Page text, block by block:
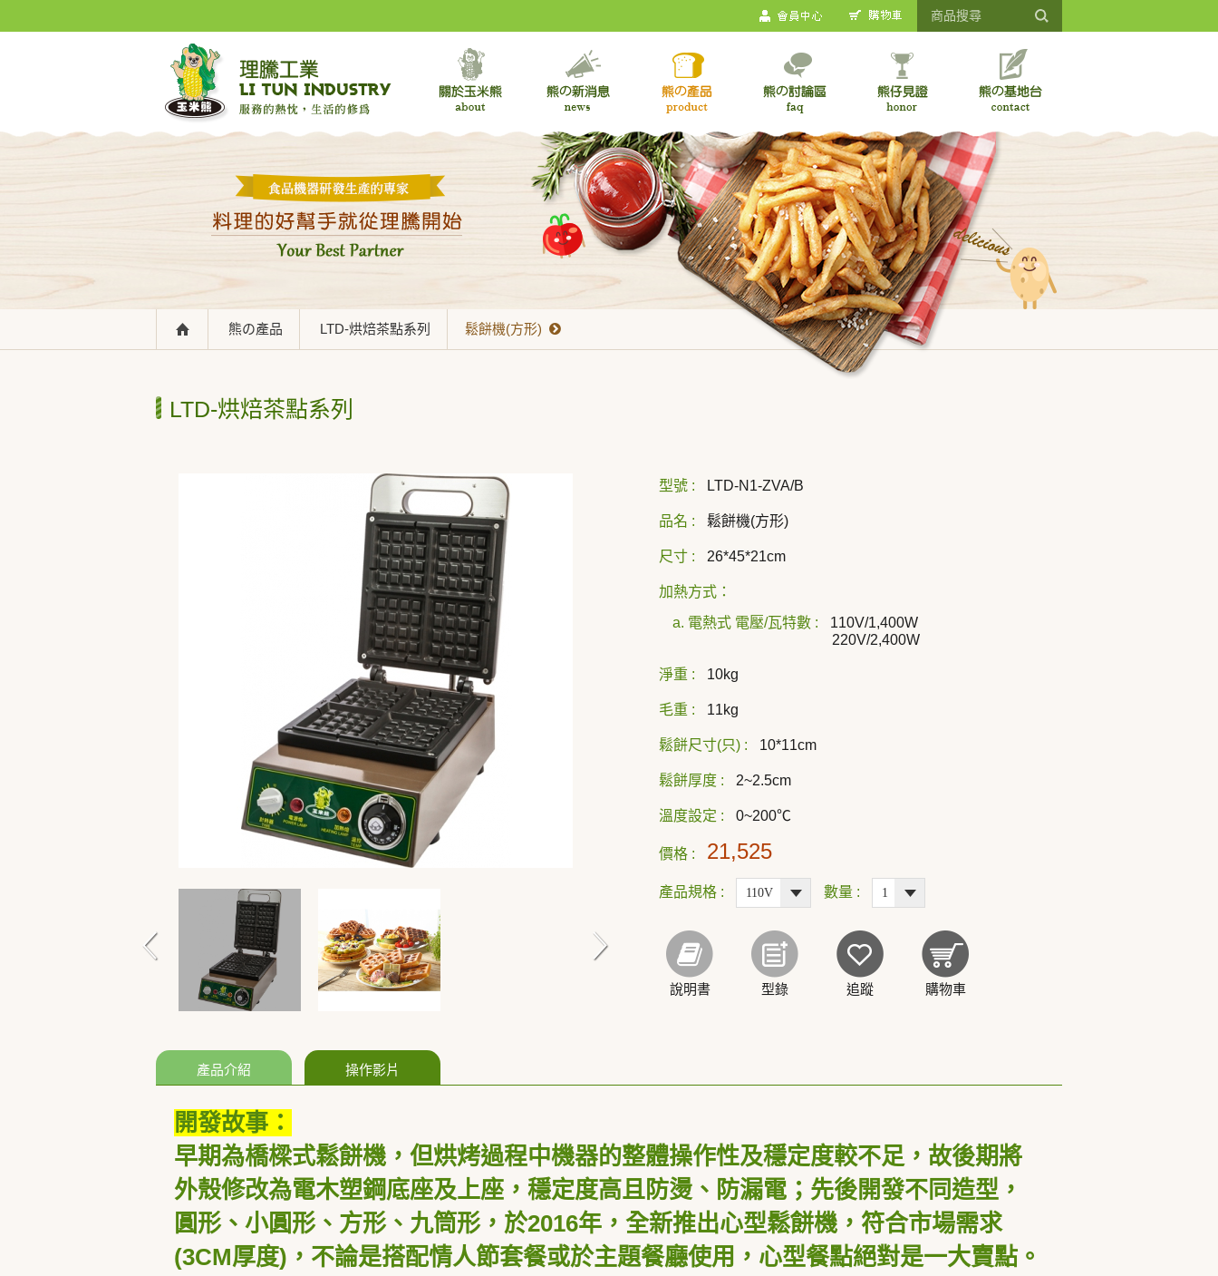
熊の產品 LTD-烘焙茶點系列 鬆餅機(方形)
LTD-烘焙茶點系列
型號 : LTD-N1-ZVA/B
品名 : 鬆餅機(方形)
尺寸 : 26*45*21cm
加熱方式：
a. 電熱式 電壓/瓦特數 :
110V/1,400W
220V/2,400W
淨重 : 10kg
毛重 : 11kg
鬆餅尺寸(只) : 10*11cm
鬆餅厚度 : 2~2.5cm
溫度設定 : 0~200℃
價格 : 21,525
產品規格 : 數量 :
說明書 型錄 追蹤 購物車
產品介紹 操作影片
開發故事：
早期為橋樑式鬆餅機，但烘烤過程中機器的整體操作性及穩定度較不足，故後期將
外殼修改為電木塑鋼底座及上座，穩定度高且防燙、防漏電；先後開發不同造型，
圓形、小圓形、方形、九筒形，於2016年，全新推出心型鬆餅機，符合市場需求
(3CM厚度)，不論是搭配情人節套餐或於主題餐廳使用，心型餐點絕對是一大賣點。